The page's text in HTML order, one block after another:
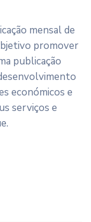
mensal de
promover
publicação
económicos e
serviços e